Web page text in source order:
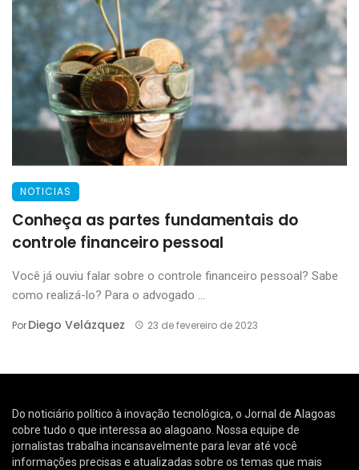
NOTICIAS
Conheça as partes fundamentais do
controle financeiro pessoal
Você já ouviu falar sobre o controle financeiro pessoal? Sabe
como realizá-lo? Para o advogado ...
PorDiego Velázquez 23 de fevereiro de 2023
Do noticiário político à inovação tecnológica, o Jornal de Alagoas
cobre tudo o que interessa ao alagoano. Nossa equipe de
jornalistas trabalha incansavelmente para levar até você
informações precisas e atualizadas sobre os temas que mais